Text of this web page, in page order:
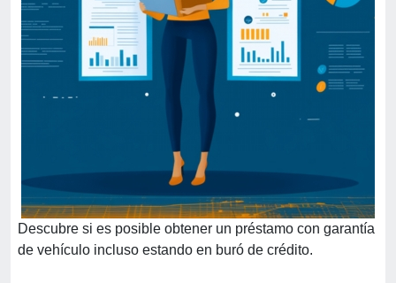
Descubre si es posible obtener un préstamo con garantía
de vehículo incluso estando en buró de crédito.